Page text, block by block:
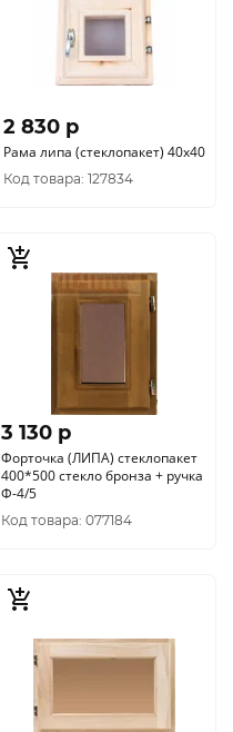
2 830 p
Рама липа (стеклопакет) 40х40
Код товара: 127834
3 130 p
Форточка (ЛИПА) стеклопакет
400*500 стекло бронза + ручка
Ф-4/5
Код товара: 077184